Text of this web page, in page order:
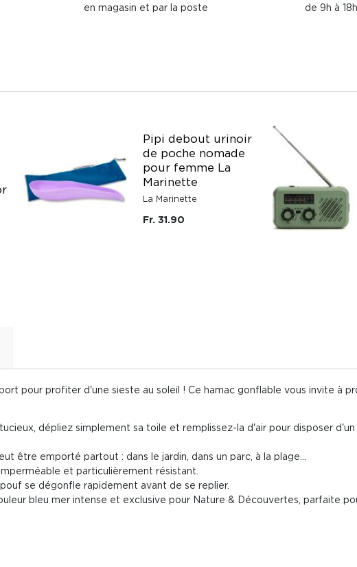
en magasin et par la poste
de 9h à
Pipi debout urinoir
de poche nomade
pour femme La
Marinette
La Marinette
Fr. 31.90
pour profiter d'une sieste au soleil ! Ce hamac gonflable vous invite à
dépliez simplement sa toile et remplissez-la d'air pour disposer
être emporté partout : dans le jardin, dans un parc, à la plage...
et particulièrement résistant.
se dégonfle rapidement avant de se replier.
bleu mer intense et exclusive pour Nature & Découvertes, parfaite